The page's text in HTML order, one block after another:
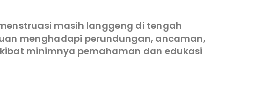
masih langgeng di tengah
menghadapi perundungan, ancaman,
minimnya pemahaman dan edukasi